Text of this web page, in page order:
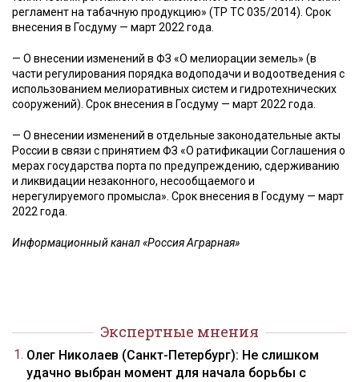
регламент на табачную продукцию» (ТР ТС 035/2014). Срок
внесения в Госдуму — март 2022 года.
— О внесении изменений в ФЗ «О мелиорации земель» (в
части регулирования порядка водоподачи и водоотведения с
использованием мелиоративных систем и гидротехнических
сооружений). Срок внесения в Госдуму — март 2022 года.
— О внесении изменений в отдельные законодательные акты
России в связи с принятием ФЗ «О ратификации Соглашения о
мерах государства порта по предупреждению, сдерживанию
и ликвидации незаконного, несообщаемого и
нерегулируемого промысла». Срок внесения в Госдуму — март
2022 года.
Информационный канал «Россия Аграрная»
Экспертные мнения
Олег Николаев (Санкт-Петербург): Не слишком
удачно выбран момент для начала борьбы с